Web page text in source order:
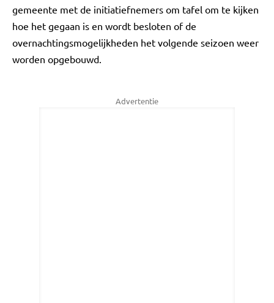
gemeente met de initiatiefnemers om tafel om te kijken
hoe het gegaan is en wordt besloten of de
overnachtingsmogelijkheden het volgende seizoen weer
worden opgebouwd.
Advertentie